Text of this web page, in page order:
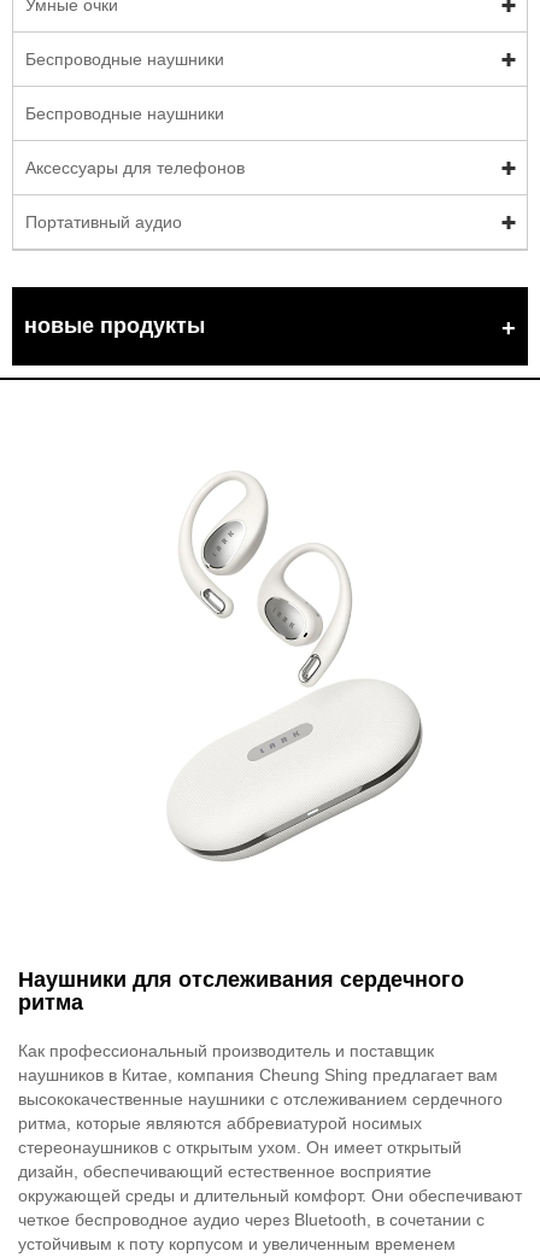
Умные очки
Беспроводные наушники
Беспроводные наушники
Аксессуары для телефонов
Портативный аудио
новые продукты
Наушники для отслеживания сердечного
ритма
Как профессиональный производитель и поставщик
наушников в Китае, компания Cheung Shing предлагает вам
высококачественные наушники с отслеживанием сердечного
ритма, которые являются аббревиатурой носимых
стереонаушников с открытым ухом. Он имеет открытый
дизайн, обеспечивающий естественное восприятие
окружающей среды и длительный комфорт. Они обеспечивают
четкое беспроводное аудио через Bluetooth, в сочетании с
устойчивым к поту корпусом и увеличенным временем